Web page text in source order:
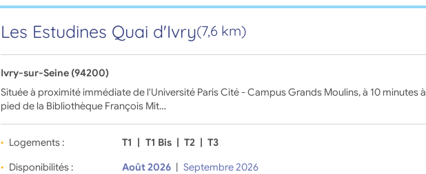
Les Estudines Quai d'Ivry(7,6 km)
Ivry-sur-Seine (94200)
Située à proximité immédiate de l'Université Paris Cité - Campus Grands Moulins, à 10 minutes à
pied de la Bibliothèque François Mit…
Logements : T1 | T1 Bis | T2 | T3
Disponibilités :
Août 2026 | Septembre 2026